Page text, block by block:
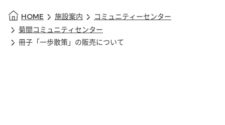
HOME 施設案内
コミュニティーセンター
菊間コミュニティセンター
冊子「一歩散策」の販売について